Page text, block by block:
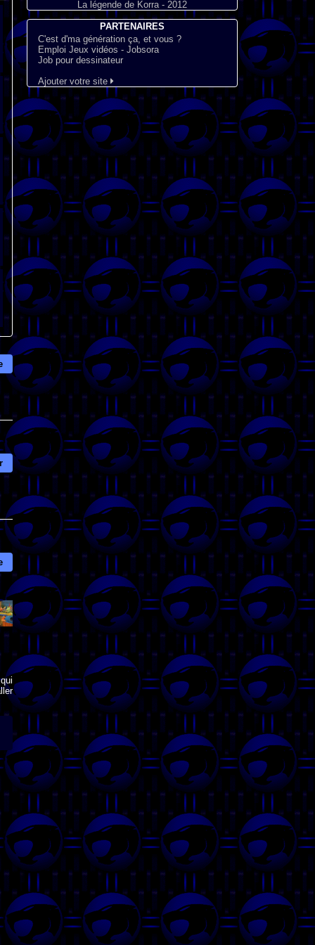
La légende de Korra - 2012
PARTENAIRES
C'est d'ma génération ça, et vous ?
Emploi Jeux vidéos - Jobsora
Job pour dessinateur
Ajouter votre site